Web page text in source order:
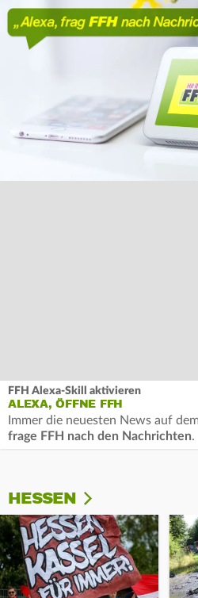
FFH Alexa-Skill aktivieren
ALEXA, ÖFFNE FFH
Immer die neuesten News auf
frage FFH nach den Nachrichten.
HESSEN